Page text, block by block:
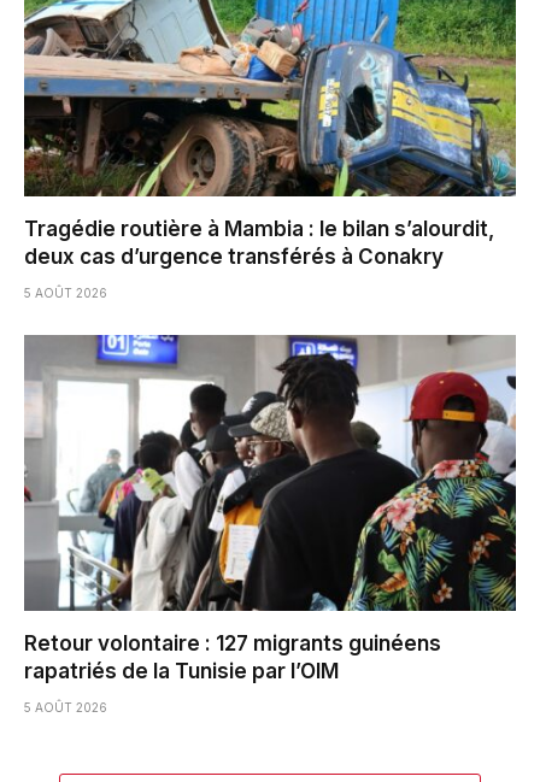
Tragédie routière à Mambia : le bilan s’alourdit,
deux cas d’urgence transférés à Conakry
5 AOÛT 2026
Retour volontaire : 127 migrants guinéens
rapatriés de la Tunisie par l’OIM
5 AOÛT 2026